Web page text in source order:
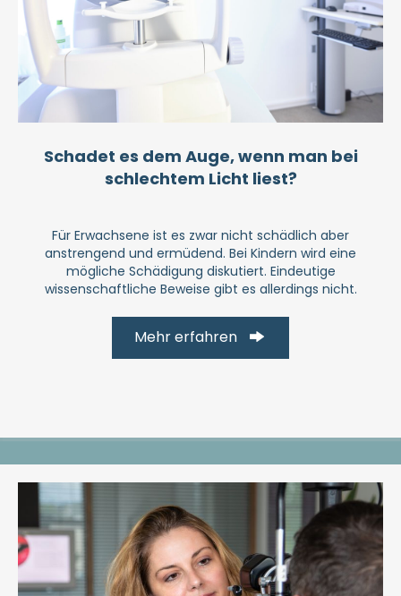
Schadet es dem Auge, wenn man bei
schlechtem Licht liest?
Für Erwachsene ist es zwar nicht schädlich aber
anstrengend und ermüdend. Bei Kindern wird eine
mögliche Schädigung diskutiert. Eindeutige
wissenschaftliche Beweise gibt es allerdings nicht.
Mehr erfahren